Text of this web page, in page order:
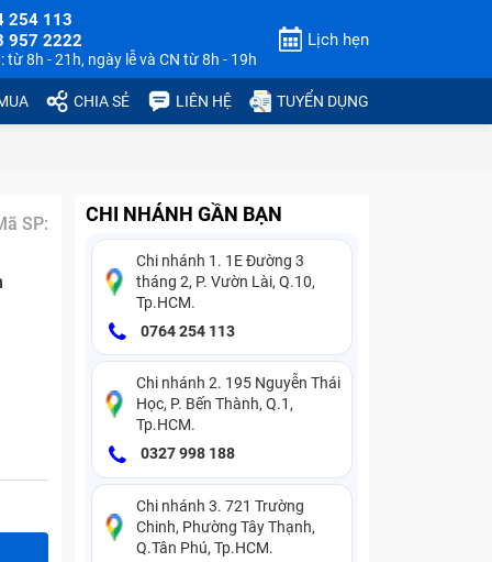
254 113
957 2222
từ 8h - 21h, ngày lễ và CN từ 8h - 19h
Lịch hẹn
CHIA SẺ LIÊN HỆ TUYỂN DỤNG
SP: CHI NHÁNH GẦN BẠN
Chi nhánh 1. 1E Đường 3
tháng 2, P. Vườn Lài, Q.10,
Tp.HCM.
0764 254 113
Chi nhánh 2. 195 Nguyễn Thái
Học, P. Bến Thành, Q.1,
Tp.HCM.
0327 998 188
Chi nhánh 3. 721 Trường
Chinh, Phường Tây Thạnh,
Q.Tân Phú, Tp.HCM.